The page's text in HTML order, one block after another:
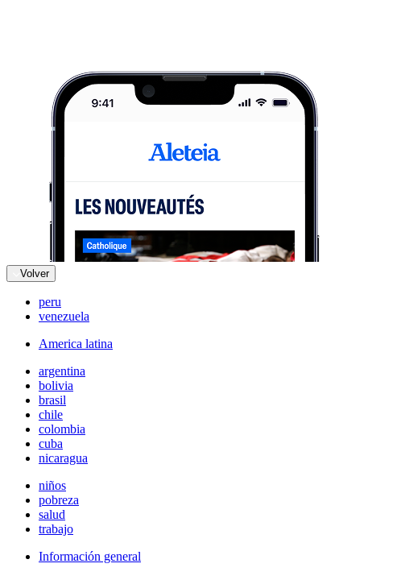
Volver
peru
venezuela
America latina
argentina
bolivia
brasil
chile
colombia
cuba
nicaragua
niños
pobreza
salud
trabajo
Información general